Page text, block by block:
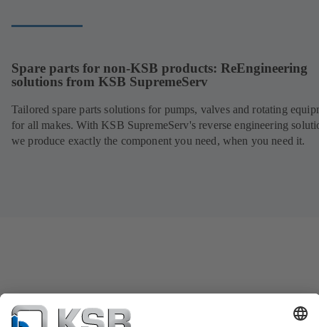
Spare parts for non-KSB products: ReEngineering
solutions from KSB SupremeServ
Tailored spare parts solutions for pumps, valves and rotating
for all makes. With KSB SupremeServ's reverse engineering
we produce exactly the component you need, when you need it.